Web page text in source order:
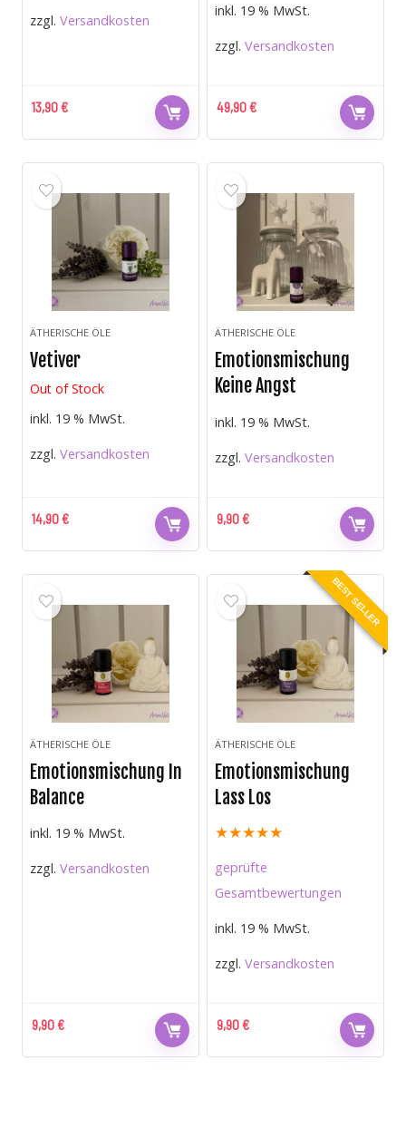
13,90€
zzgl.Versandkosten
49,90€
inkl. 19 % MwSt.
zzgl.Versandkosten
ÄTHERISCHE ÖLE
Vetiver
Out of Stock
14,90€
inkl. 19 % MwSt.
zzgl.Versandkosten
ÄTHERISCHE ÖLE
Emotionsmischung
Keine Angst
9,90€
inkl. 19 % MwSt.
zzgl.Versandkosten
ÄTHERISCHE ÖLE
Emotionsmischung In
Balance
9,90€
inkl. 19 % MwSt.
zzgl.Versandkosten
BEST SELLER
ÄTHERISCHE ÖLE
Emotionsmischung
Lass Los
★★★★★
geprüfte
Gesamtbewertungen
9,90€
inkl. 19 % MwSt.
zzgl.Versandkosten